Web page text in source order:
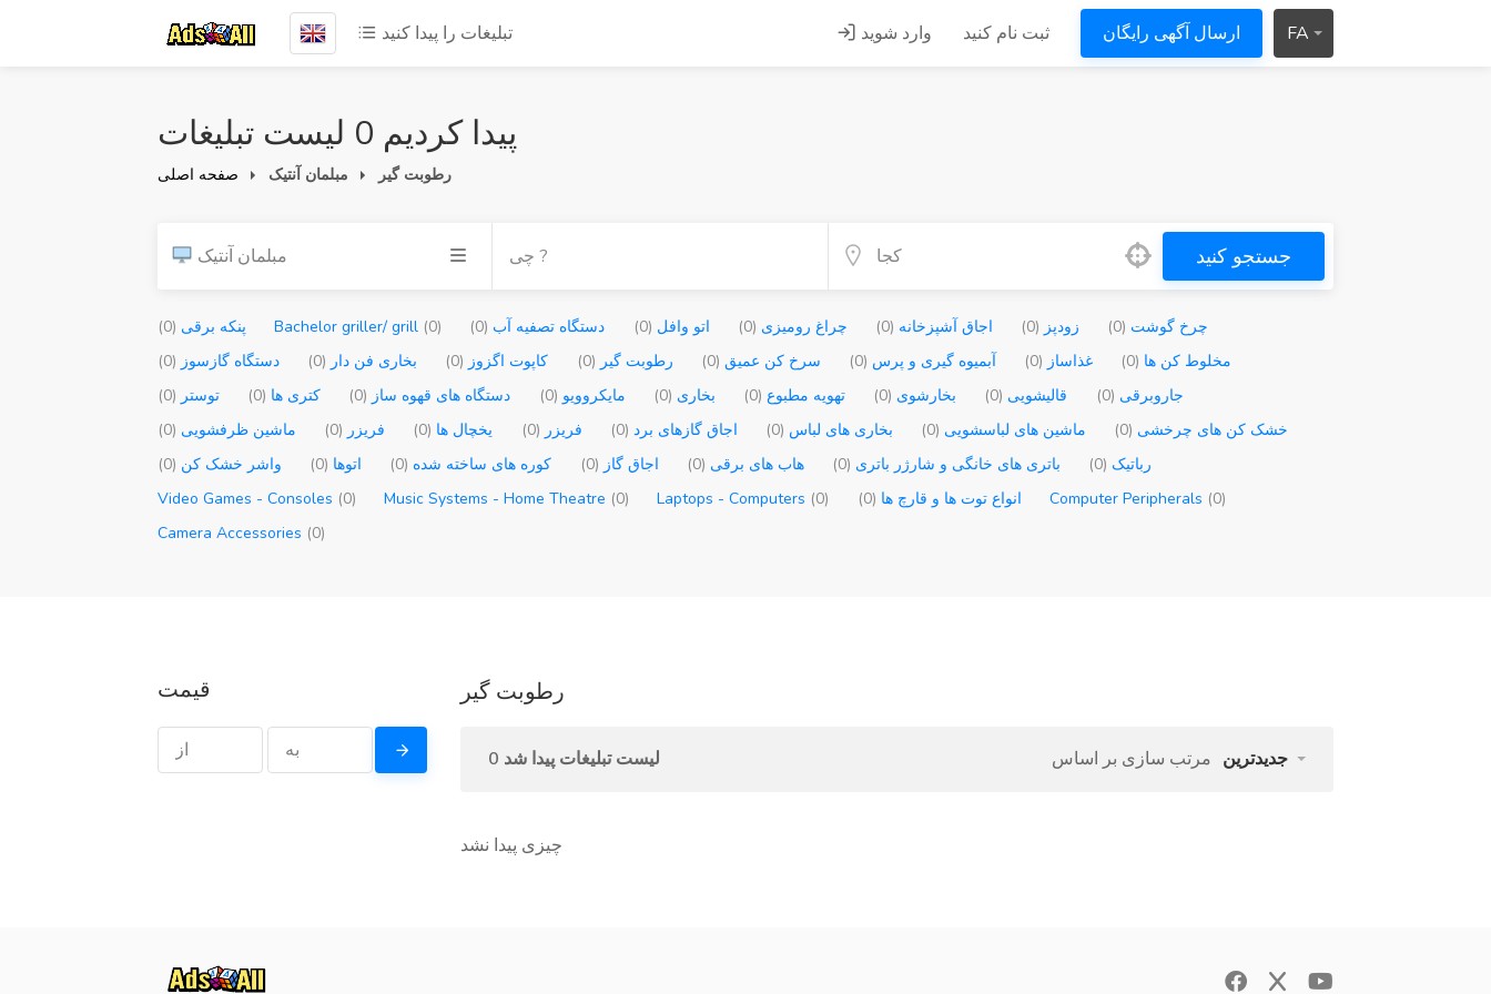
تبلیغات را پیدا کنید وارد شوید ثبت نام کنید ارسال آگهی رایگان FA
پیدا کردیم 0 لیست تبلیغات
صفحه اصلی مبلمان آنتیک رطوبت گیر
مبلمان آنتیک جستجو کنید
پنکه برقی (0) Bachelor griller/ grill (0) دستگاه تصفیه آب (0) اتو وافل (0) چراغ رومیزی (0) اجاق آشپزخانه (0) زودپز (0) چرخ گوشت (0)
دستگاه گازسوز (0) بخاری فن دار (0) کاپوت اگزوز (0) رطوبت گیر (0) سرخ کن عمیق (0) آبمیوه گیری و پرس (0) غذاساز (0) مخلوط کن ها (0)
توستر (0) کتری ها (0) دستگاه های قهوه ساز (0) مایکروویو (0) بخاری (0) تهویه مطبوع (0) بخارشوی (0) قالیشویی (0) جاروبرقی (0)
ماشین ظرفشویی (0) فریزر (0) یخچال ها (0) فریزر (0) اجاق گازهای برد (0) بخاری های لباس (0) ماشین های لباسشویی (0) خشک کن های چرخشی (0)
واشر خشک کن (0) اتوها (0) کوره های ساخته شده (0) اجاق گاز (0) هاب های برقی (0) باتری های خانگی و شارژر باتری (0) رباتیک (0)
Video Games - Consoles (0) Music Systems - Home Theatre (0) Laptops - Computers (0) انواع توت ها و قارچ ها (0) Computer Peripherals (0)
Camera Accessories (0)
قیمت رطوبت گیر
0 لیست تبلیغات پیدا شد مرتب سازی بر اساس جدیدترین
چیزی پیدا نشد